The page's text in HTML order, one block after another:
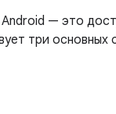
— это
три основных